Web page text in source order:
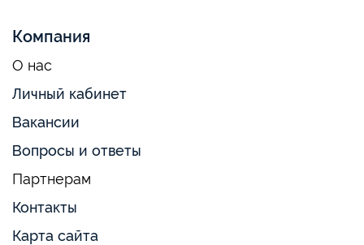
Компания
О нас
Личный кабинет
Вакансии
Вопросы и ответы
Партнерам
Контакты
Карта сайта